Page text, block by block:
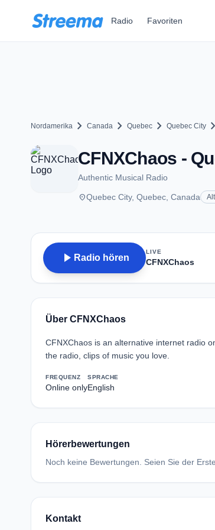
Radio Favoriten
Nordamerika chevron_right Canada chevron_right Quebec chevron_right Quebec City chevron_right
CFNXChaos -
Authentic Musical Radio
placeQuebec City, Quebec, Canada
play_arrow Radio hören
LIVE
CFNXChaos
Über CFNXChaos
CFNXChaos is an alternative internet radio
the radio, clips of music you love.
FREQUENZ
Online only
SPRACHE
English
Hörerbewertungen
Noch keine Bewertungen. Seien Sie der
Kontakt